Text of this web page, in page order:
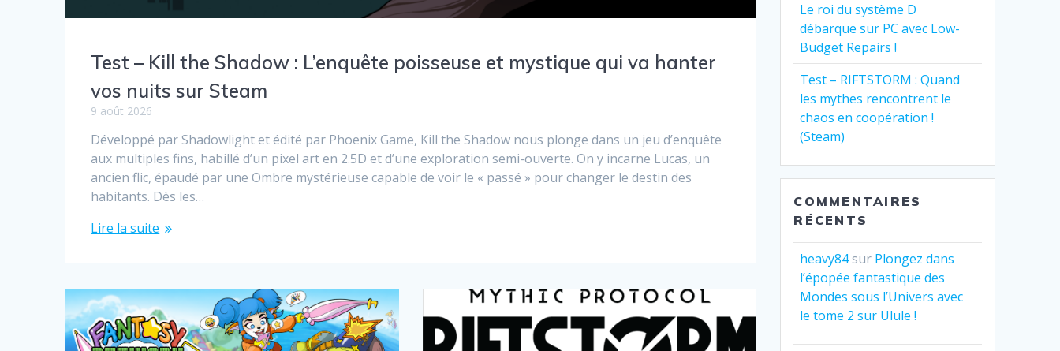
Test – Kill the Shadow : L’enquête poisseuse et mystique qui va hanter
vos nuits sur Steam
9 août 2026
Développé par Shadowlight et édité par Phoenix Game, Kill the Shadow nous plonge dans un jeu d’enquête
aux multiples fins, habillé d’un pixel art en 2.5D et d’une exploration semi-ouverte. On y incarne Lucas, un
ancien flic, épaudé par une Ombre mystérieuse capable de voir le « passé » pour changer le destin des
habitants. Dès les…
Lire la suite
Le roi du système D
débarque sur PC avec Low-
Budget Repairs !
Test – RIFTSTORM : Quand
les mythes rencontrent le
chaos en coopération !
(Steam)
COMMENTAIRES
RÉCENTS
heavy84sur Plongez dans
l’épopée fantastique des
Mondes sous l’Univers avec
le tome 2 sur Ulule !